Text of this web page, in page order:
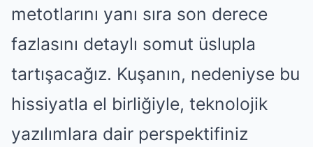
metotlarını yanı sıra son derece
fazlasını detaylı somut üslupla
tartışacağız. Kuşanın, nedeniyse bu
hissiyatla el birliğiyle, teknolojik
yazılımlara dair perspektifiniz